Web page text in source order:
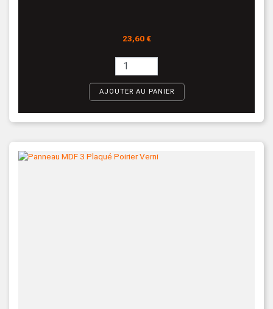
Prix
23,60 €
AJOUTER AU PANIER